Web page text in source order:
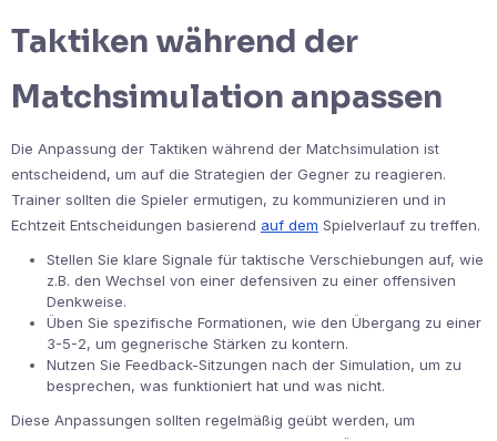
Taktiken während der
Matchsimulation anpassen
Die Anpassung der Taktiken während der Matchsimulation ist
entscheidend, um auf die Strategien der Gegner zu reagieren.
Trainer sollten die Spieler ermutigen, zu kommunizieren und in
Echtzeit Entscheidungen basierend auf dem Spielverlauf zu treffen.
Stellen Sie klare Signale für taktische Verschiebungen auf, wie
z.B. den Wechsel von einer defensiven zu einer offensiven
Denkweise.
Üben Sie spezifische Formationen, wie den Übergang zu einer
3-5-2, um gegnerische Stärken zu kontern.
Nutzen Sie Feedback-Sitzungen nach der Simulation, um zu
besprechen, was funktioniert hat und was nicht.
Diese Anpassungen sollten regelmäßig geübt werden, um